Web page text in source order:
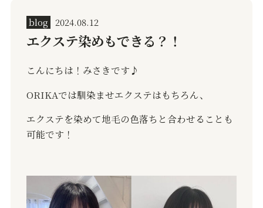
blog 2024.08.12
エクステ染めもできる？！
こんにちは！みさきです♪
ORIKAでは馴染ませエクステはもちろん、
エクステを染めて地毛の色落ちと合わせることも
可能です！